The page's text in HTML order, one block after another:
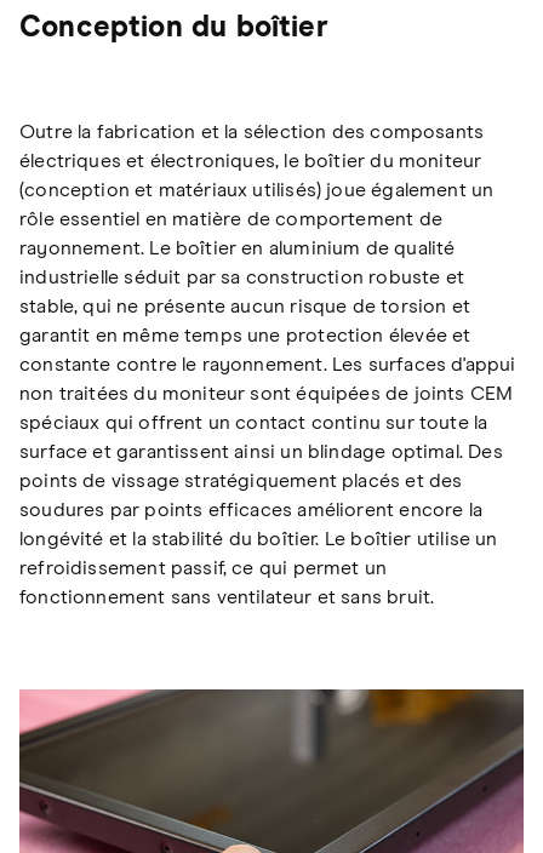
Conception du boîtier
Outre la fabrication et la sélection des composants
électriques et électroniques, le boîtier du moniteur
(conception et matériaux utilisés) joue également un
rôle essentiel en matière de comportement de
rayonnement. Le boîtier en aluminium de qualité
industrielle séduit par sa construction robuste et
stable, qui ne présente aucun risque de torsion et
garantit en même temps une protection élevée et
constante contre le rayonnement. Les surfaces d'appui
non traitées du moniteur sont équipées de joints CEM
spéciaux qui offrent un contact continu sur toute la
surface et garantissent ainsi un blindage optimal. Des
points de vissage stratégiquement placés et des
soudures par points efficaces améliorent encore la
longévité et la stabilité du boîtier. Le boîtier utilise un
refroidissement passif, ce qui permet un
fonctionnement sans ventilateur et sans bruit.